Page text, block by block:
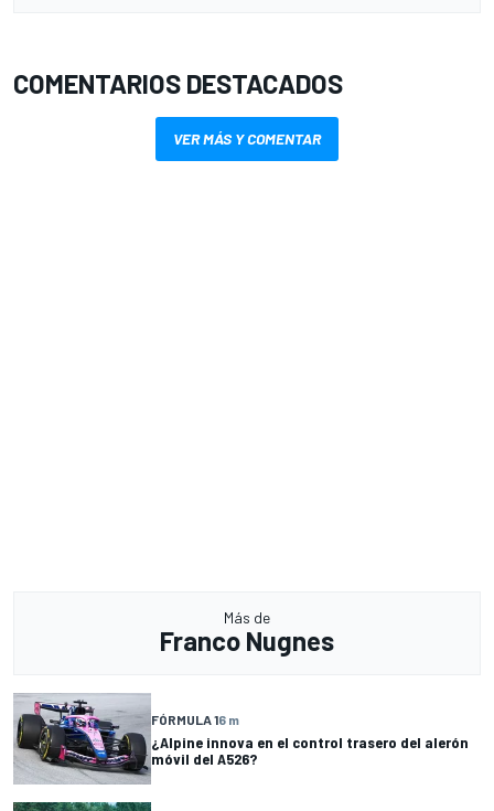
COMENTARIOS DESTACADOS
VER MÁS Y COMENTAR
Más de
Franco Nugnes
FÓRMULA 16 m
¿Alpine innova en el control trasero del alerón
móvil del A526?